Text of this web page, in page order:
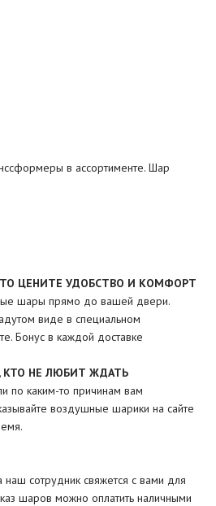
в ассортименте. Шар
ЦЕНИТЕ УДОБСТВО И КОМФОРТ
шары прямо до вашей двери.
виде в специальном
Бонус в каждой доставке
КТО НЕ ЛЮБИТ ЖДАТЬ
по каким-то причинам вам
воздушные шарики на сайте
сотрудник свяжется с вами для
шаров можно оплатить наличными